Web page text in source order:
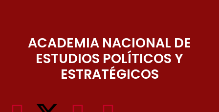
ACADEMIA NACIONAL DE
ESTUDIOS POLÍTICOS Y
ESTRATÉGICOS